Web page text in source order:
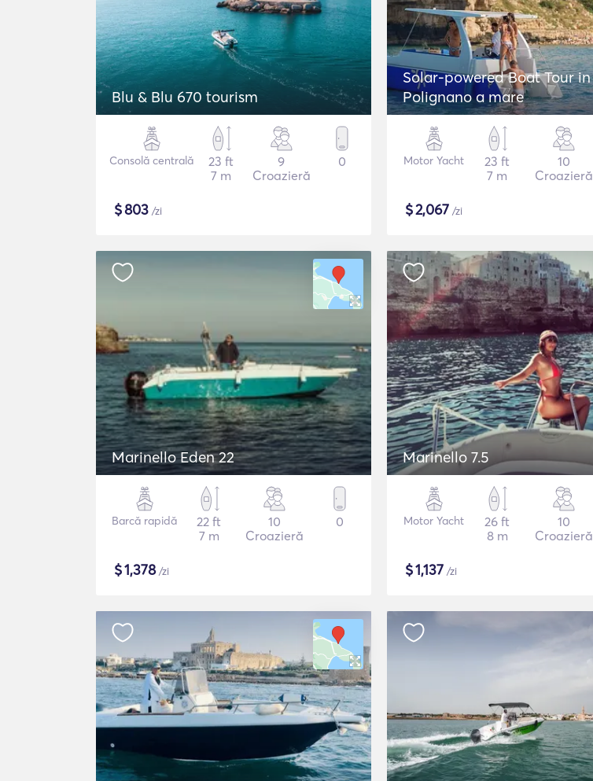
Blu & Blu 670 tourism
Consolă centrală
23 ft
7 m
9
Croazieră
0
$803 /zi
Solar-powered Boat Tour in
Polignano a mare
Motor Yacht
23 ft
7 m
10
Croazieră
$2,067 /zi
Marinello Eden 22
Barcă rapidă
22 ft
7 m
10
Croazieră
0
$1,378/zi
Marinello 7.5
Motor Yacht
26 ft
8 m
10
Croazieră
$1,137 /zi